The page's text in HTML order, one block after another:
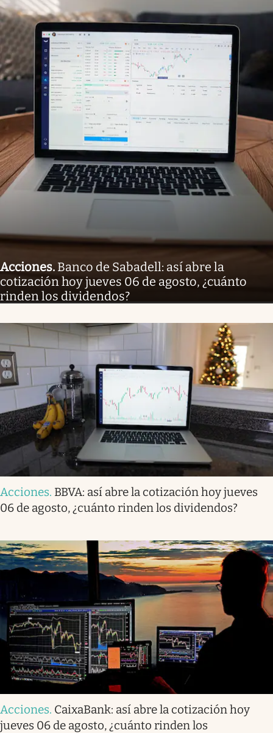
Acciones. Banco de Sabadell: así abre la
cotización hoy jueves 06 de agosto, ¿cuánto
rinden los dividendos?
Acciones. BBVA: así abre la cotización hoy jueves
06 de agosto, ¿cuánto rinden los dividendos?
Acciones. CaixaBank: así abre la cotización hoy
jueves 06 de agosto, ¿cuánto rinden los